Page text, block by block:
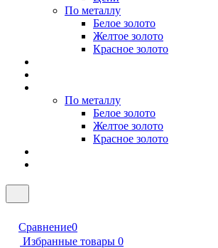
По металлу
Белое золото
Желтое золото
Красное золото
По металлу
Белое золото
Желтое золото
Красное золото
Сравнение0
Избранные товары 0